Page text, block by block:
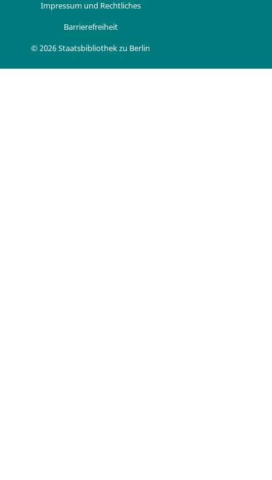
Impressum und Rechtliches
Barrierefreiheit
© 2026 Staatsbibliothek zu Berlin